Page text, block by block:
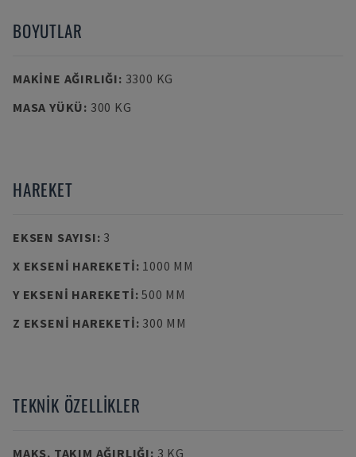
BOYUTLAR
MAKINE AĞIRLIĞI: 3300 KG
MASA YÜKÜ: 300 KG
HAREKET
EKSEN SAYISI: 3
X EKSENI HAREKETI: 1000 MM
Y EKSENI HAREKETI:500 MM
Z EKSENI HAREKETI: 300 MM
TEKNIK ÖZELLIKLER
MAKS. TAKIM AĞIRLIĞI: 3 KG